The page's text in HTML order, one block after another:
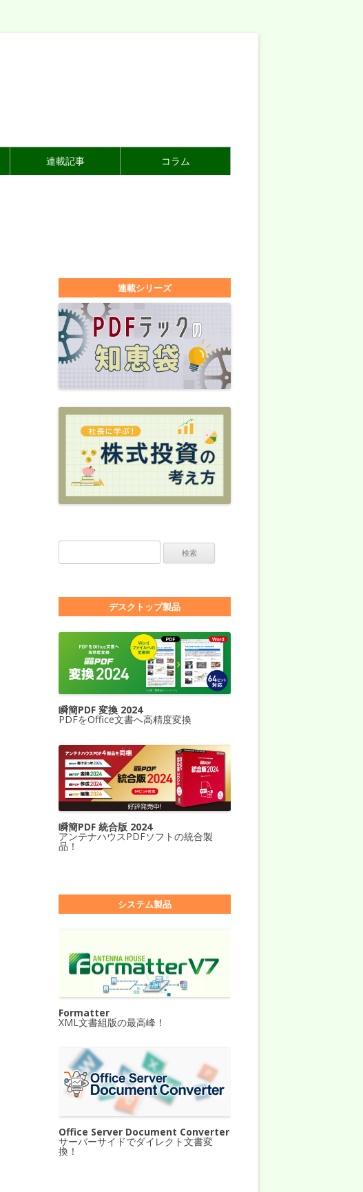
連載記事 コラム
連載シリーズ
デスクトップ製品
瞬簡PDF 変換 2024
PDFをOffice文書へ高精度変換
瞬簡PDF 統合版 2024
アンテナハウスPDFソフトの統合製
品！
システム製品
Formatter
XML文書組版の最高峰！
Office Server Document Converter
サーバーサイドでダイレクト文書変
換！